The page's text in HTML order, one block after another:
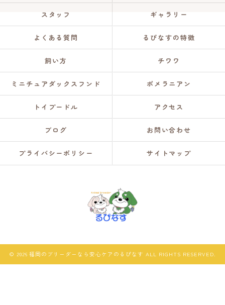
スタッフ ギャラリー
よくある質問 るぴなすの特徴
飼い方 チワワ
ミニチュアダックスフンド ポメラニアン
トイプードル アクセス
ブログ お問い合わせ
プライバシーポリシー サイトマップ
© 2026 福岡のブリーダーなら安心ケアのるぴなす ALL RIGHTS RESERVED.